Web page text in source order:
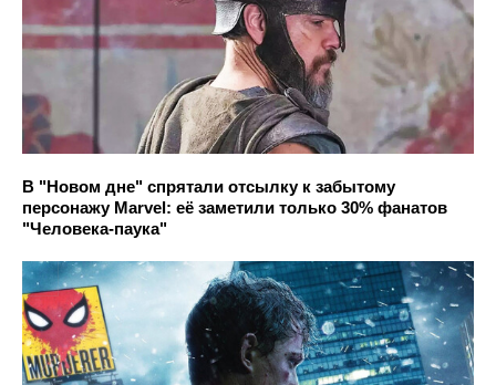
В "Новом дне" спрятали отсылку к забытому
персонажу Marvel: её заметили только 30% фанатов
"Человека-паука"